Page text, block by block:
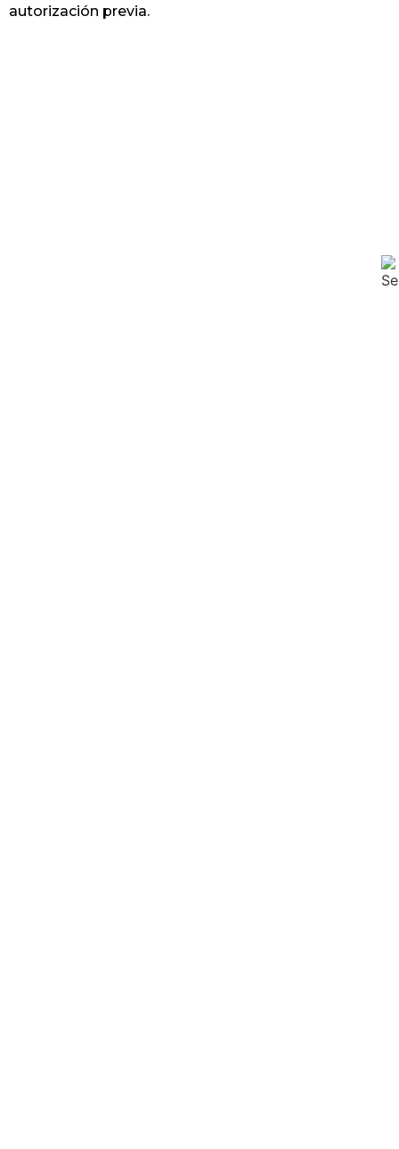
autorización previa.